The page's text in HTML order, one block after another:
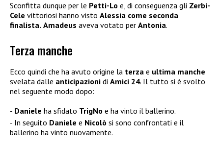
Sconfitta dunque per le Petti-Lo e, di conseguenza gli Zerbi-
Cele vittoriosi hanno visto Alessia come seconda
finalista. Amadeus aveva votato per Antonia.
Terza manche
Ecco quindi che ha avuto origine la terza e ultima manche
svelata dalle anticipazioni di Amici 24. Il tutto si è svolto
nel seguente modo dopo:
Daniele ha sfidato TrigNo e ha vinto il ballerino.
In seguito Daniele e Nicolò si sono confrontati e il
ballerino ha vinto nuovamente.